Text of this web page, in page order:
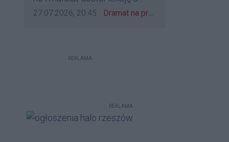
udzieleniu pierwszeństwa
Data dodania komentarza:
27.07.2026, 20:45 Źródło komentarza:
Dramat na przejeździe w Rzeszowie. 16-latek na hulajnodze wjechał wprost pod szynobus
REKLAMA
REKLAMA